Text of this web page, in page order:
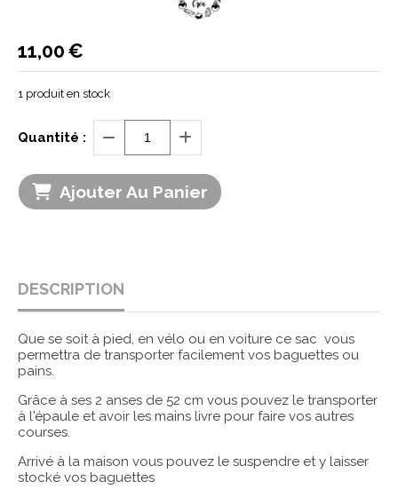
11,00€
1 produit en stock
Quantité :
Ajouter Au Panier
DESCRIPTION
Que se soit à pied, en vélo ou en voiture ce sac vous
permettra de transporter facilement vos baguettes ou
pains.
Grâce à ses 2 anses de 52 cm vous pouvez le transporter
à l'épaule et avoir les mains livre pour faire vos autres
courses.
Arrivé à la maison vous pouvez le suspendre et y laisser
stocké vos baguettes